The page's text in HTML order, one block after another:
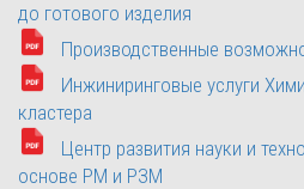
до готового изделия
Производственные
Инжиниринговые услуги
кластера
Центр развития науки и
основе РМ и РЗМ